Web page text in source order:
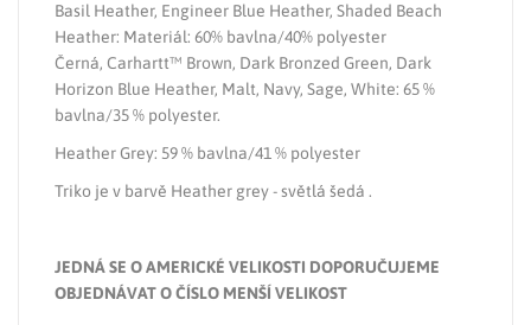
Basil Heather, Engineer Blue Heather, Shaded Beach
Heather: Materiál: 60% bavlna/40% polyester
Černá, Carhartt™ Brown, Dark Bronzed Green, Dark
Horizon Blue Heather, Malt, Navy, Sage, White: 65 %
bavlna/35 % polyester.
Heather Grey: 59 % bavlna/41 % polyester
Triko je v barvě Heather grey - světlá šedá .
JEDNÁ SE O AMERICKÉ VELIKOSTI DOPORUČUJEME
OBJEDNÁVAT O ČÍSLO MENŠÍ VELIKOST